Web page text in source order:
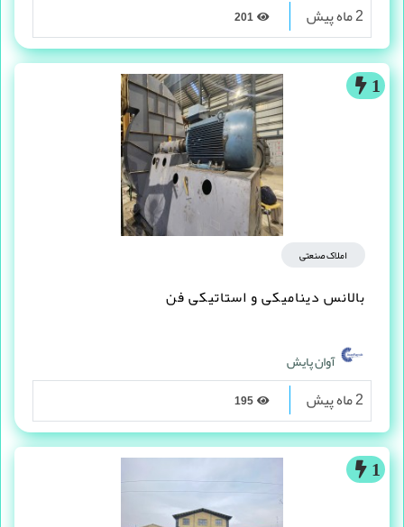
2 ماه پیش
1
املاک صنعتی
بالانس دینامیکی و استاتیکی فن
آوان پایش
2 ماه پیش
1